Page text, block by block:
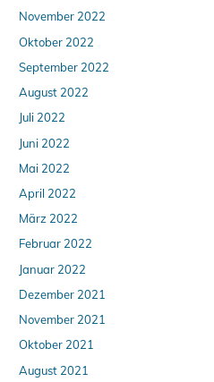
November 2022
Oktober 2022
September 2022
August 2022
Juli 2022
Juni 2022
Mai 2022
April 2022
März 2022
Februar 2022
Januar 2022
Dezember 2021
November 2021
Oktober 2021
August 2021